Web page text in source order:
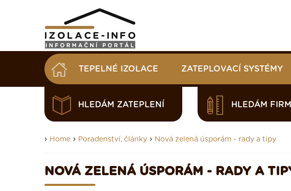
TEPELNÉ IZOLACE ZATEPLOVACÍ SYSTÉMY
HLEDÁM ZATEPLENÍ HLEDÁM
› Home › Poradenství, články › Nová zelená úsporám - rady a tipy
NOVÁ ZELENÁ ÚSPORÁM - RADY A